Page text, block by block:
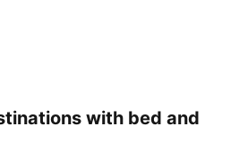
with bed and